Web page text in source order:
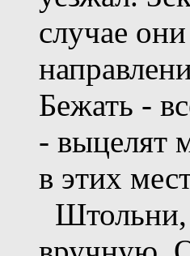
случае
Бежать -
- выцелят
в этих
Штольни,